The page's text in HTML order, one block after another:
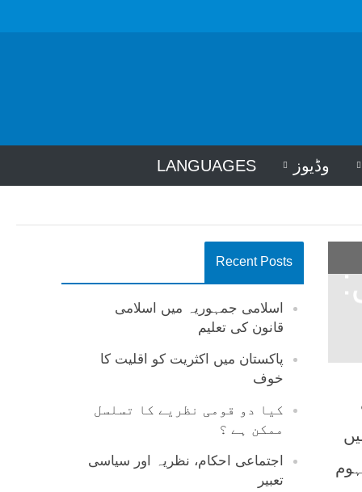
وڈیوز LANGUAGES
Recent Posts
اسلامی جمہوریہ میں اسلامی
قانون کی تعلیم
پاکستان میں اکثریت کو اقلیت کا
خوف
کیا دو قومی نظریے کا تسلسل
ممکن ہے ؟
اجتماعی احکام، نظریہ اور سیاسی
تعبیر